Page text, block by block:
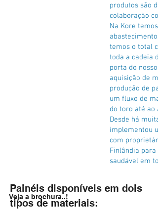
produtos são
colaboração
Na Kore
temos o total
toda a cadeia
porta do
aquisição de
produção de
um fluxo de
do toro até ao
Desde há
implementou
com
Finlândia
saudável em
Veja a brochura..!
Painéis disponíveis em dois
tipos de materiais: